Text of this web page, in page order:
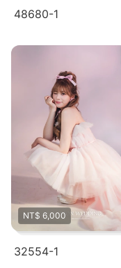
48680-1
NT$ 6,000
32554-1